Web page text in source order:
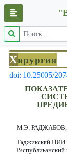
Хирургия
doi: 10.25005/
М.Э.
Таджикский НИИ
Республиканский